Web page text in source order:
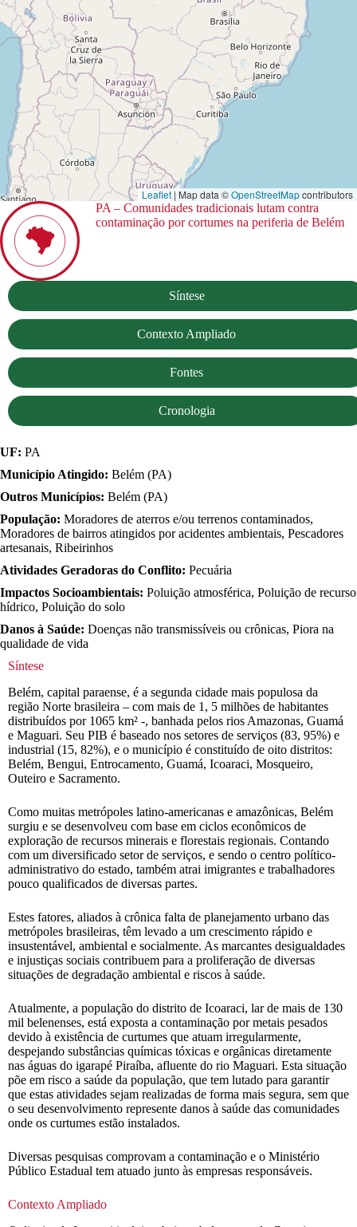
Leaflet | Map data ©OpenStreetMapcontributors
PA – Comunidades tradicionais lutam contra
contaminação por cortumes na periferia de Belém
Síntese
Contexto Ampliado
Fontes
Cronologia
UF: PA
Município Atingido: Belém (PA)
Outros Municípios: Belém (PA)
População: Moradores de aterros e/ou terrenos contaminados,
Moradores de bairros atingidos por acidentes ambientais, Pescadores
artesanais, Ribeirinhos
Atividades Geradoras do Conflito: Pecuária
Impactos Socioambientais: Poluição atmosférica, Poluição de recurso
hídrico, Poluição do solo
Danos à Saúde: Doenças não transmissíveis ou crônicas, Piora na
qualidade de vida
Síntese
Belém, capital paraense, é a segunda cidade mais populosa da
região Norte brasileira – com mais de 1, 5 milhões de habitantes
distribuídos por 1065 km² -, banhada pelos rios Amazonas, Guamá
e Maguari. Seu PIB é baseado nos setores de serviços (83, 95%) e
industrial (15, 82%), e o município é constituído de oito distritos:
Belém, Bengui, Entrocamento, Guamá, Icoaraci, Mosqueiro,
Outeiro e Sacramento.
Como muitas metrópoles latino-americanas e amazônicas, Belém
surgiu e se desenvolveu com base em ciclos econômicos de
exploração de recursos minerais e florestais regionais. Contando
com um diversificado setor de serviços, e sendo o centro político-
administrativo do estado, também atrai imigrantes e trabalhadores
pouco qualificados de diversas partes.
Estes fatores, aliados à crônica falta de planejamento urbano das
metrópoles brasileiras, têm levado a um crescimento rápido e
insustentável, ambiental e socialmente. As marcantes desigualdades
e injustiças sociais contribuem para a proliferação de diversas
situações de degradação ambiental e riscos à saúde.
Atualmente, a população do distrito de Icoaraci, lar de mais de 130
mil belenenses, está exposta a contaminação por metais pesados
devido à existência de curtumes que atuam irregularmente,
despejando substâncias químicas tóxicas e orgânicas diretamente
nas águas do igarapé Piraíba, afluente do rio Maguari. Esta situação
põe em risco a saúde da população, que tem lutado para garantir
que estas atividades sejam realizadas de forma mais segura, sem que
o seu desenvolvimento represente danos à saúde das comunidades
onde os curtumes estão instalados.
Diversas pesquisas comprovam a contaminação e o Ministério
Público Estadual tem atuado junto às empresas responsáveis.
Contexto Ampliado